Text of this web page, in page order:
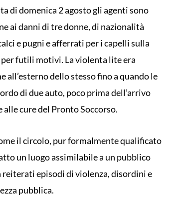
di domenica 2 agosto gli agenti sono
ai danni di tre donne, di nazionalità
e pugni e afferrati per i capelli sulla
futili motivi. La violenta lite era
dello stesso fino a quando le
di due auto, poco prima dell’arrivo
cure del Pronto Soccorso.
il circolo, pur formalmente qualificato
un luogo assimilabile a un pubblico
episodi di violenza, disordini e
pubblica.